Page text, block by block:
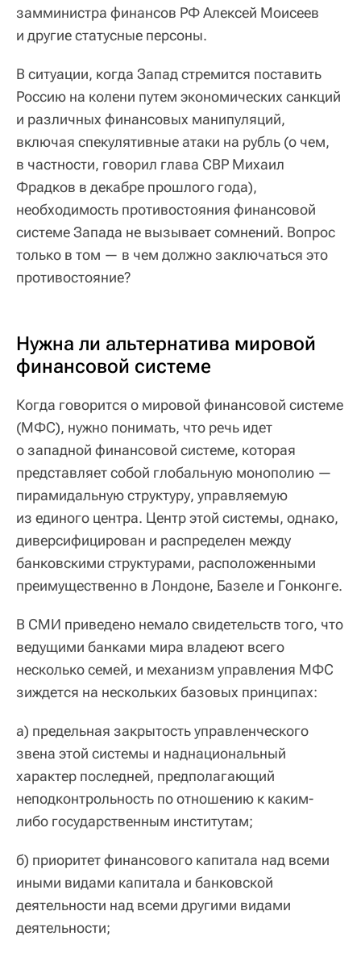
замминистра финансов РФ Алексей Моисеев
и другие статусные персоны.
В ситуации, когда Запад стремится поставить
Россию на колени путем экономических санкций
и различных финансовых манипуляций,
включая спекулятивные атаки на рубль (о чем,
в частности, говорил глава СВР Михаил
Фрадков в декабре прошлого года),
необходимость противостояния финансовой
системе Запада не вызывает сомнений. Вопрос
только в том — в чем должно заключаться это
противостояние?
Нужна ли альтернатива мировой
финансовой системе
Когда говорится о мировой финансовой системе
(МФС), нужно понимать, что речь идет
о западной финансовой системе, которая
представляет собой глобальную монополию —
пирамидальную структуру, управляемую
из единого центра. Центр этой системы, однако,
диверсифицирован и распределен между
банковскими структурами, расположенными
преимущественно в Лондоне, Базеле и Гонконге.
В СМИ приведено немало свидетельств того, что
ведущими банками мира владеют всего
несколько семей, и механизм управления МФС
зиждется на нескольких базовых принципах:
а) предельная закрытость управленческого
звена этой системы и наднациональный
характер последней, предполагающий
неподконтрольность по отношению к каким-
либо государственным институтам;
б) приоритет финансового капитала над всеми
иными видами капитала и банковской
деятельности над всеми другими видами
деятельности;